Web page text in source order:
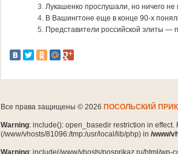
Лукашенко прослушали, но ничего не
В Вашингтоне еще в конце 90-х
Представители российской элиты —
Все права защищены © 2026 ПОСОЛЬСКИЙ
Warning: include(): open_basedir restriction in
(/www/vhosts/81096:/tmp:/usr/local/lib/php) in /www/
Warning: include(/www/vhosts/posprikaz.ru/html/wp-